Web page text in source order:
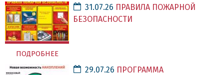
ПОДРОБНЕЕ
31.07.26 ПРАВИЛА ПОЖАРНОЙ
БЕЗОПАСНОСТИ
29.07.26 ПРОГРАММА